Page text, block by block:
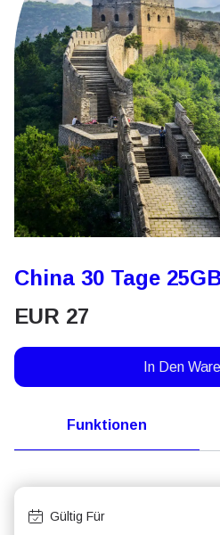
China 30 Tage
EUR 27
In Den
Funktionen
Gültig Für